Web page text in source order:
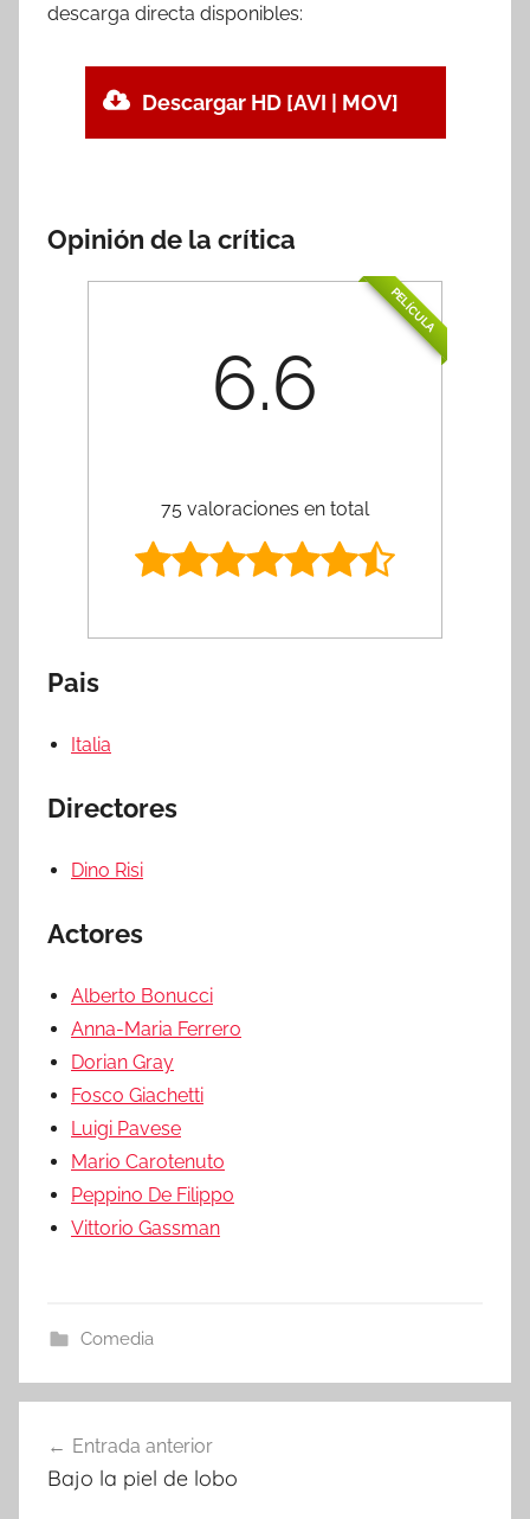
descarga directa disponibles:
Descargar HD [AVI | MOV]
Opinión de la crítica
PELÍCULA
6.6
75 valoraciones en total
Pais
Italia
Directores
Dino Risi
Actores
Alberto Bonucci
Anna-Maria Ferrero
Dorian Gray
Fosco Giachetti
Luigi Pavese
Mario Carotenuto
Peppino De Filippo
Vittorio Gassman
Comedia
Navegación
de
Entrada anterior
Bajo la piel de lobo